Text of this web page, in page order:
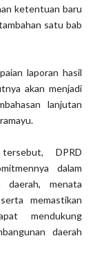
ketentuan baru
satu bab
laporan hasil
akan menjadi
lanjutan
DPRD
dalam
daerah, menata
memastikan
mendukung
daerah